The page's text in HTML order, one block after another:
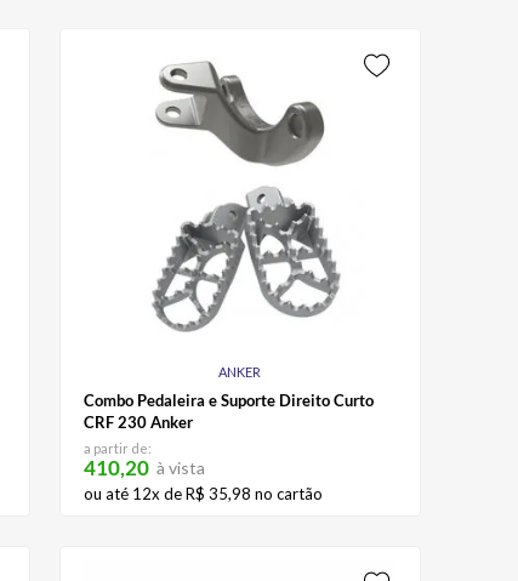
ANKER
Combo Pedaleira e Suporte Direito Curto
CRF 230 Anker
a partir de:
410,20 à vista
ou até 12x deR$ 35,98 no cartão